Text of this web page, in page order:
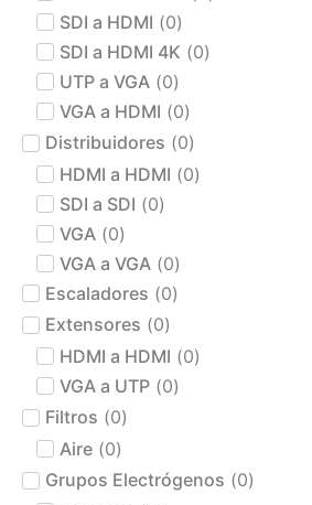
SDI a HDMI (0)
SDI a HDMI 4K (0)
UTP a VGA (0)
VGA a HDMI (0)
Distribuidores (0)
HDMI a HDMI (0)
SDI a SDI (0)
VGA (0)
VGA a VGA (0)
Escaladores (0)
Extensores (0)
HDMI a HDMI (0)
VGA a UTP (0)
Filtros (0)
Aire (0)
Grupos Electrógenos (0)